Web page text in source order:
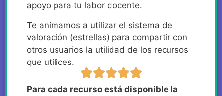
apoyo para tu labor docente.
Te animamos a utilizar el sistema de
valoración (estrellas) para compartir con
otros usuarios la utilidad de los recursos
que utilices.
Para cada recurso está disponible la